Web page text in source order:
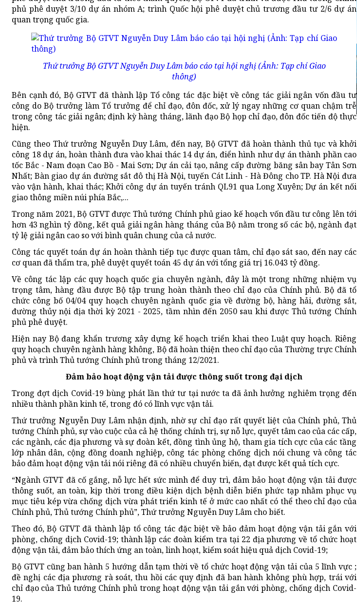
phủ phê duyệt 3/10 dự án nhóm A; trình Quốc hội phê duyệt chủ trương đầu tư 2/6 dự án
quan trọng quốc gia.
Thứ trưởng Bộ GTVT Nguyễn Duy Lâm báo cáo tại hội nghị (Ảnh: Tạp chí Giao
thông)
Bên cạnh đó, Bộ GTVT đã thành lập Tổ công tác đặc biệt về công tác giải ngân vốn đầu tư
công do Bộ trưởng làm Tổ trưởng để chỉ đạo, đôn đốc, xử lý ngay những cơ quan chậm trễ
trong công tác giải ngân; định kỳ hàng tháng, lãnh đạo Bộ họp chỉ đạo, đôn đốc tiến độ thực
hiện.
Cũng theo Thứ trưởng Nguyễn Duy Lâm, đến nay, Bộ GTVT đã hoàn thành thủ tục và khởi
công 18 dự án, hoàn thành đưa vào khai thác 14 dự án, điển hình như dự án thành phần cao
tốc Bắc - Nam đoạn Cao Bồ - Mai Sơn; Dự án cải tạo, nâng cấp đường băng sân bay Tân Sơn
Nhất; Bàn giao dự án đường sắt đô thị Hà Nội, tuyến Cát Linh - Hà Đông cho TP. Hà Nội đưa
vào vận hành, khai thác; Khởi công dự án tuyến tránh QL91 qua Long Xuyên; Dự án kết nối
giao thông miền núi phía Bắc,...
Trong năm 2021, Bộ GTVT được Thủ tướng Chính phủ giao kế hoạch vốn đầu tư công lên tới
hơn 43 nghìn tỷ đồng, kết quả giải ngân hàng tháng của Bộ nằm trong số các bộ, ngành đạt
tỷ lệ giải ngân cao so với bình quân chung của cả nước.
Công tác quyết toán dự án hoàn thành tiếp tục được quan tâm, chỉ đạo sát sao, đến nay các
cơ quan đã thẩm tra, phê duyệt quyết toán 45 dự án với tổng giá trị 16.043 tỷ đồng.
Về công tác lập các quy hoạch quốc gia chuyên ngành, đây là một trong những nhiệm vụ
trọng tâm, hàng đầu được Bộ tập trung hoàn thành theo chỉ đạo của Chính phủ. Bộ đã tổ
chức công bố 04/04 quy hoạch chuyên ngành quốc gia về đường bộ, hàng hải, đường sắt,
đường thủy nội địa thời kỳ 2021 - 2025, tầm nhìn đến 2050 sau khi được Thủ tướng Chính
phủ phê duyệt.
Hiện nay Bộ đang khẩn trương xây dựng kế hoạch triển khai theo Luật quy hoạch. Riêng
quy hoạch chuyên ngành hàng không, Bộ đã hoàn thiện theo chỉ đạo của Thường trực Chính
phủ và trình Thủ tướng Chính phủ trong tháng 12/2021.
Đảm bảo hoạt động vận tải được thông suốt trong đại dịch
Trong đợt dịch Covid-19 bùng phát lần thứ tư tại nước ta đã ảnh hưởng nghiêm trọng đến
nhiều thành phần kinh tế, trong đó có lĩnh vực vận tải.
Thứ trưởng Nguyễn Duy Lâm nhận định, nhờ sự chỉ đạo rất quyết liệt của Chính phủ, Thủ
tướng Chính phủ, sự vào cuộc của cả hệ thống chính trị, sự nỗ lực, quyết tâm cao của các cấp,
các ngành, các địa phương và sự đoàn kết, đồng tình ủng hộ, tham gia tích cực của các tầng
lớp nhân dân, cộng đồng doanh nghiệp, công tác phòng chống dịch nói chung và công tác
bảo đảm hoạt động vận tải nói riêng đã có nhiều chuyển biến, đạt được kết quả tích cực.
“Ngành GTVT đã cố gắng, nỗ lực hết sức mình để duy trì, đảm bảo hoạt động vận tải được
thông suốt, an toàn, kịp thời trong điều kiện dịch bệnh diễn biến phức tạp nhằm phục vụ
mục tiêu kép vừa chống dịch vừa phát triển kinh tế ở mức cao nhất có thể theo chỉ đạo của
Chính phủ, Thủ tướng Chính phủ”, Thứ trưởng Nguyễn Duy Lâm cho biết.
Theo đó, Bộ GTVT đã thành lập tổ công tác đặc biệt về bảo đảm hoạt động vận tải gắn với
phòng, chống dịch Covid-19; thành lập các đoàn kiểm tra tại 22 địa phương về tổ chức hoạt
động vận tải, đảm bảo thích ứng an toàn, linh hoạt, kiểm soát hiệu quả dịch Covid-19;
Bộ GTVT cũng ban hành 5 hướng dẫn tạm thời về tổ chức hoạt động vận tải của 5 lĩnh vực ;
đề nghị các địa phương rà soát, thu hồi các quy định đã ban hành không phù hợp, trái với
chỉ đạo của Thủ tướng Chính phủ trong hoạt động vận tải gắn với phòng, chống dịch Covid-
19.